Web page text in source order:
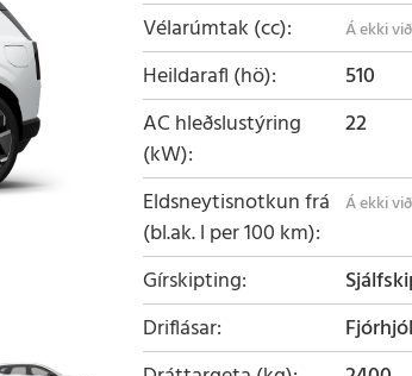
Vélarúmtak (cc)
Heildarafl (hö)
510
AC hleðslustýring
(kW)
22
Eldsneytisnotkun frá
(bl.ak. l per 100 km)
Gírskipting
Driflásar